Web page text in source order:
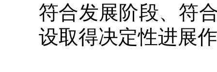
符合发展阶段、符
设取得决定性进展